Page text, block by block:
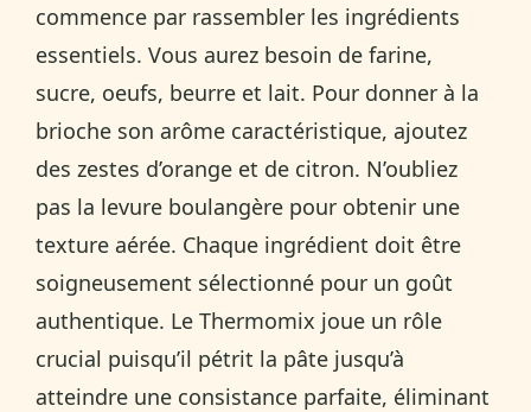
commence par rassembler les ingrédients
essentiels. Vous aurez besoin de farine,
sucre, oeufs, beurre et lait. Pour donner à la
brioche son arôme caractéristique, ajoutez
des zestes d’orange et de citron. N’oubliez
pas la levure boulangère pour obtenir une
texture aérée. Chaque ingrédient doit être
soigneusement sélectionné pour un goût
authentique. Le Thermomix joue un rôle
crucial puisqu’il pétrit la pâte jusqu’à
atteindre une consistance parfaite, éliminant